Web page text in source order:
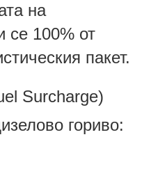
на
се 100% от
пакет.
Surcharge)
гориво: